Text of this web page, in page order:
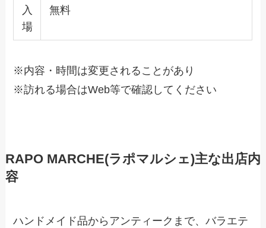
入
場
無料
※内容・時間は変更されることがあり
※訪れる場合はWeb等で確認してください
RAPO MARCHE(ラポマルシェ)主な出店内
容
ハンドメイド品からアンティークまで、バラエテ